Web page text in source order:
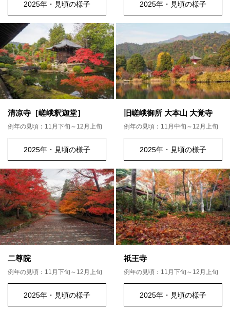
2025年・見頃の様子 2025年・見頃の様子
清凉寺［嵯峨釈迦堂］
例年の見頃：11月下旬～12月上旬
2025年・見頃の様子
旧嵯峨御所 大本山 大覚寺
例年の見頃：11月中旬～12月上旬
2025年・見頃の様子
二尊院
例年の見頃：11月下旬～12月上旬
2025年・見頃の様子
祇王寺
例年の見頃：11月下旬～12月上旬
2025年・見頃の様子